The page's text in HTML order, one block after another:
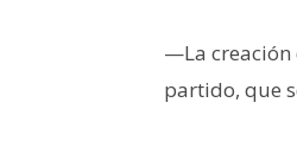
—La creación
partido, que